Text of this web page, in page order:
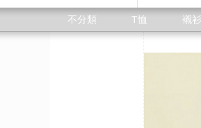
不分類 T恤 襯衫